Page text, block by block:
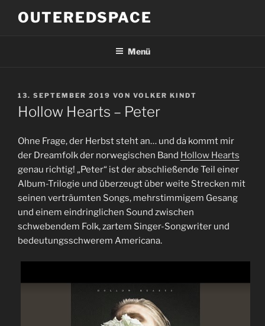
InhaltOUTEREDSPACE
Menü
VERÖFFENTLICHT
AM
13. SEPTEMBER 2019 VON VOLKER KINDT
Hollow Hearts – Peter
Ohne Frage, der Herbst steht an… und da kommt mir
der Dreamfolk der norwegischen Band Hollow Hearts
genau richtig! „Peter“ ist der abschließende Teil einer
Album-Trilogie und überzeugt über weite Strecken mit
seinen verträumten Songs, mehrstimmigem Gesang
und einem eindringlichen Sound zwischen
schwebendem Folk, zartem Singer-Songwriter und
bedeutungsschwerem Americana.